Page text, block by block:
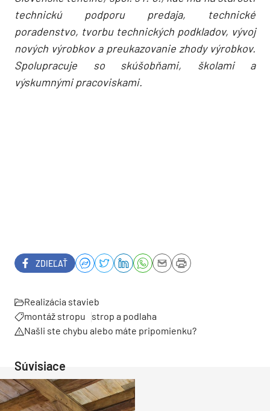
technickú podporu predaja, technické
poradenstvo, tvorbu technických podkladov, vývoj
nových výrobkov a preukazovanie zhody výrobkov.
Spolupracuje so skúšobňami, školami a
výskumnými pracoviskami.
ZDIEĽAŤ
Realizácia stavieb
montáž stropu
strop a podlaha
Našli ste chybu alebo máte pripomienku?
Súvisiace